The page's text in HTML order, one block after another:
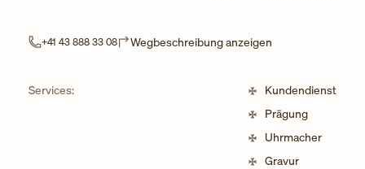
+41 43 888 33 08 Wegbeschreibung anzeigen
Services:
Kundendienst
Prägung
Uhrmacher
Gravur